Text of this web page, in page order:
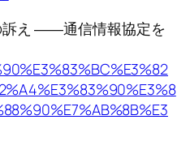
訴え ――通信情報協定を